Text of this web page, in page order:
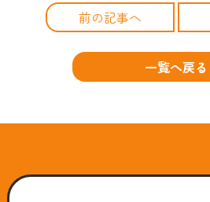
前の記事へ
一覧へ戻る